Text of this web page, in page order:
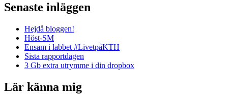
Senaste inläggen
Hejdå bloggen!
Höst-SM
Ensam i labbet #LivetpåKTH
Sista rapportdagen
3 Gb extra utrymme i din dropbox
Lär känna mig